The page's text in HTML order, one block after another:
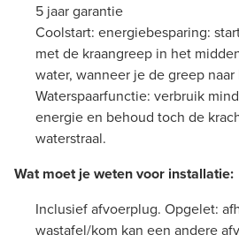
5 jaar garantie
Coolstart: energiebesparing:
met de kraangreep in het
water, wanneer je de greep naar
Waterspaarfunctie: verbruik
energie en behoud toch de
waterstraal.
Wat moet je weten voor installatie:
Inclusief afvoerplug. Opgelet:
wastafel/kom kan een andere